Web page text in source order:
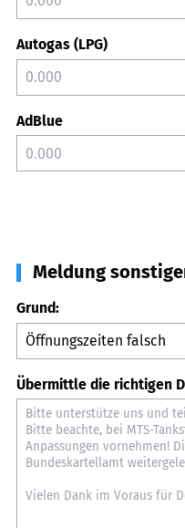
Autogas (LPG)
AdBlue
Meldung
Grund:
Übermittle die richtigen